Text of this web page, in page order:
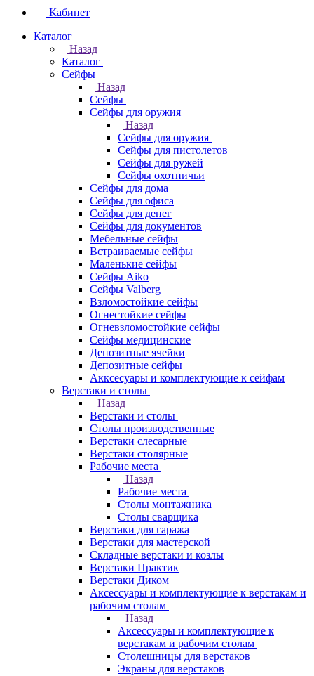
Кабинет
Каталог
Назад
Каталог
Cейфы
Назад
Cейфы
Cейфы для оружия
Назад
Cейфы для оружия
Сейфы для пистолетов
Сейфы для ружей
Сейфы охотничьи
Cейфы для дома
Cейфы для офиса
Сейфы для денег
Сейфы для документов
Мебельные сейфы
Встраиваемые сейфы
Маленькие сейфы
Сейфы Aiko
Сейфы Valberg
Взломостойкие сейфы
Огнестойкие сейфы
Огневзломостойкие сейфы
Сейфы медицинские
Депозитные ячейки
Депозитные сейфы
Акксесуары и комплектующие к сейфам
Верстаки и столы
Назад
Верстаки и столы
Столы производственные
Верстаки слесарные
Верстаки столярные
Рабочие места
Назад
Рабочие места
Столы монтажника
Столы сварщика
Верстаки для гаража
Верстаки для мастерской
Складные верстаки и козлы
Верстаки Практик
Верстаки Диком
Аксессуары и комплектующие к верстакам и
рабочим столам
Назад
Аксессуары и комплектующие к
верстакам и рабочим столам
Столешницы для верстаков
Экраны для верстаков